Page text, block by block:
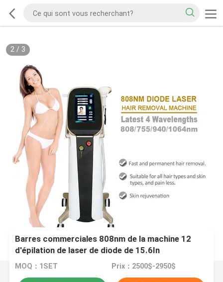
2/ 3
Barres commerciales 808nm de la machine 12
d'épilation de laser de diode de 15.6In
MOQ：1SET Prix：2500$-2950$